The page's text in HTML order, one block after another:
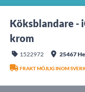
Köksblandare -
krom
1522972 25467
FRAKT MÖJLIG INOM